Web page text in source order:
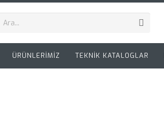
ÜRÜNLERİMİZ TEKNİK KATALOGLAR